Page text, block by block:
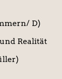
D)
Realität